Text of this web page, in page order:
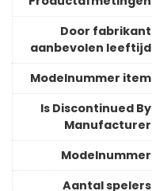
Door fabrikant
aanbevolen leeftijd
Modelnummer item
Is Discontinued By
Manufacturer
Modelnummer
Aantal spelers